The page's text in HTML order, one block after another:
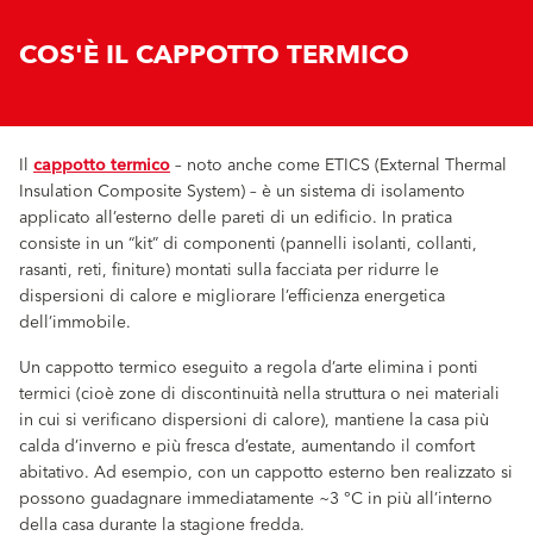
COS'È IL CAPPOTTO TERMICO
Il cappotto termico– noto anche come ETICS (External Thermal
Insulation Composite System) – è un sistema di isolamento
applicato all’esterno delle pareti di un edificio. In pratica
consiste in un “kit” di componenti (pannelli isolanti, collanti,
rasanti, reti, finiture) montati sulla facciata per ridurre le
dispersioni di calore e migliorare l’efficienza energetica
dell’immobile.
Un cappotto termico eseguito a regola d’arte elimina i ponti
termici (cioè zone di discontinuità nella struttura o nei materiali
in cui si verificano dispersioni di calore), mantiene la casa più
calda d’inverno e più fresca d’estate, aumentando il comfort
abitativo. Ad esempio, con un cappotto esterno ben realizzato si
possono guadagnare immediatamente ~3 °C in più all’interno
della casa durante la stagione fredda.